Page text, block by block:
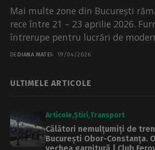
Mai multe zone din București
rece între 21 – 23 aprilie 2026.
întrerupe pentru lucrări de
DE DIANA MATEI 19/04/2026
ULTIMELE ARTICOLE
Articole Știri Transport
Călători nemulțumiți de
București Obor-Constanța.